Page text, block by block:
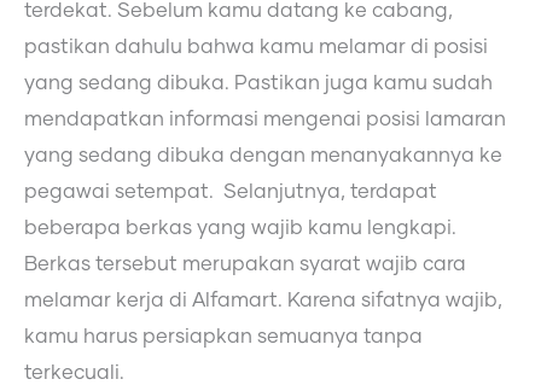
terdekat. Sebelum kamu datang ke cabang,
pastikan dahulu bahwa kamu melamar di posisi
yang sedang dibuka. Pastikan juga kamu sudah
mendapatkan informasi mengenai posisi lamaran
yang sedang dibuka dengan menanyakannya ke
pegawai setempat. Selanjutnya, terdapat
beberapa berkas yang wajib kamu lengkapi.
Berkas tersebut merupakan syarat wajib cara
melamar kerja di Alfamart. Karena sifatnya wajib,
kamu harus persiapkan semuanya tanpa
terkecuali.